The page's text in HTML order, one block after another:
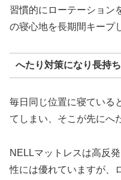
習慣的にローテーション
の寝心地を長期間キープ
へたり対策になり長持
毎日同じ位置に寝ている
てしまい、そこが先にへ
NELLマットレスは高反
性には優れていますが、